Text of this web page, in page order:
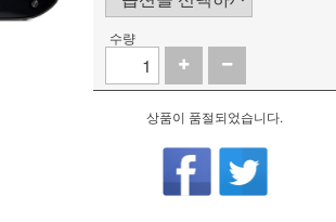
수량
상품이 품절되었습니다.